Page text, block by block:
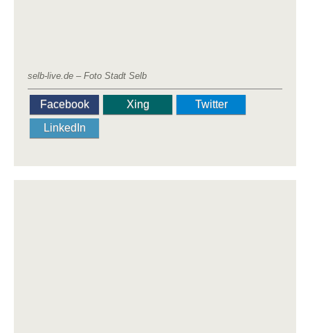
selb-live.de – Foto Stadt Selb
Facebook Xing
Twitter
LinkedIn